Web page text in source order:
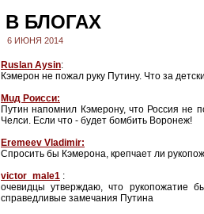
В БЛОГАХ
6 ИЮНЯ 2014
Ruslan Aysin:
Кэмерон не пожал руку Путину. Что за
Мuд Роисси:
Путин напомнил Кэмерону, что Россия не
Челси. Если что - будет бомбить Воронеж!
Eremeev Vladimir:
Спросить бы Кэмерона, крепчает ли
victor_male1 :
очевидцы утверждаю, что рукопожатие
справедливые замечания Путина